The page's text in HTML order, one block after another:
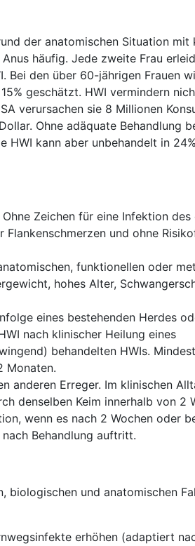
der anatomischen Situation mit
häufig. Jede zweite Frau
Bei den über 60-jährigen Frauen
geschätzt. HWI vermindern
verursachen sie 8 Millionen
Ohne adäquate Behandlung
HWI kann aber unbehandelt in 24%
Ohne Zeichen für eine Infektion des
und ohne
funktionellen oder
hohes Alter,
eines bestehenden Herdes
nach klinischer Heilung eines
behandelten HWIs.
Monaten.
anderen Erreger. Im klinischen
denselben Keim innerhalb von 2
wenn es nach 2 Wochen oder
Behandlung auftritt.
biologischen und anatomischen
erhöhen (adaptiert